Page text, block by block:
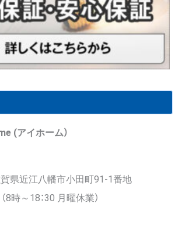
(アイホーム）
県近江八幡市小田町91-1番地
8時～18：30 月曜休業）